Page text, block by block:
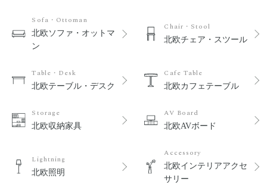
Sofa・Ottoman
北欧ソファ・オットマ
ン
Chair・Stool
北欧チェア・スツール
Table・Desk
北欧テーブル・デスク
Cafe Table
北欧カフェテーブル
Storage
北欧収納家具
AV Board
北欧AVボード
Lightning
北欧照明
Accessory
北欧インテリアアクセ
サリー